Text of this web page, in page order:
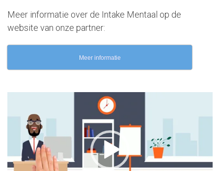
Meer informatie over de Intake Mentaal op de
website van onze partner:
Meer informatie